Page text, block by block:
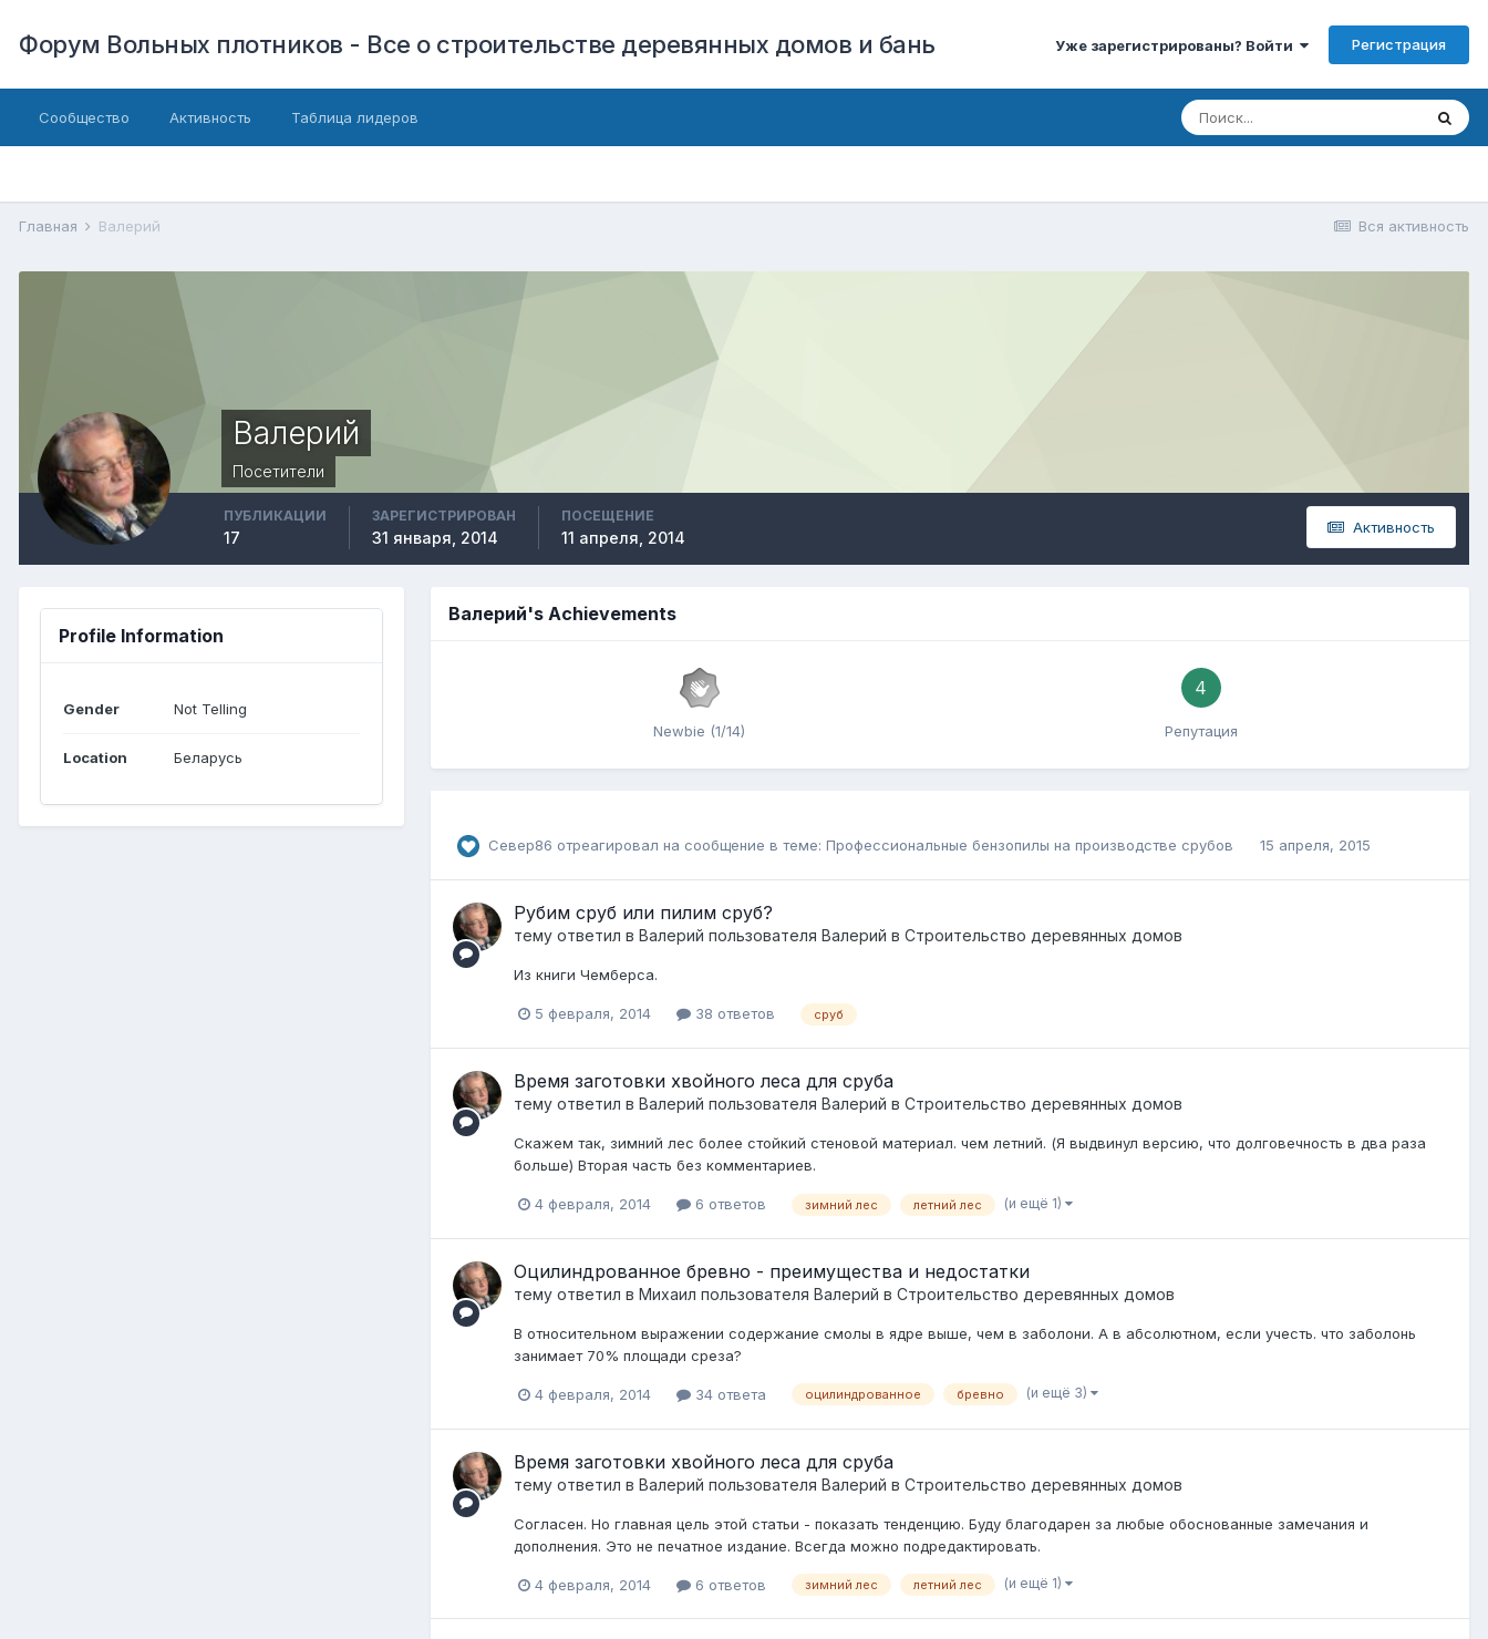
Форум Вольных плотников - Все о строительстве деревянных домов и бань Уже зарегистрированы? Войти Регистрация
Сообщество Активность Таблица лидеров
Вся активность
Главная Валерий
Валерий
Посетители
Активность
ПУБЛИКАЦИИ
17
ЗАРЕГИСТРИРОВАН
31 января, 2014
ПОСЕЩЕНИЕ
11 апреля, 2014
Profile Information
Gender Not Telling
Location Беларусь
Валерий's Achievements
Newbie (1/14)
4
Репутация
Север86 отреагировал на сообщение в теме: Профессиональные бензопилы на производстве срубов 15 апреля, 2015
Рубим сруб или пилим сруб?
тему ответил в Валерий пользователя Валерий в Строительство деревянных домов
Из книги Чемберса.
5 февраля, 2014 38 ответов сруб
Время заготовки хвойного леса для сруба
тему ответил в Валерий пользователя Валерий в Строительство деревянных домов
Скажем так, зимний лес более стойкий стеновой материал. чем летний. (Я выдвинул версию, что долговечность в два раза
больше) Вторая часть без комментариев.
4 февраля, 2014 6 ответов зимний лес летний лес (и ещё 1)
Оцилиндрованное бревно - преимущества и недостатки
тему ответил в Михаил пользователя Валерий в Строительство деревянных домов
В относительном выражении содержание смолы в ядре выше, чем в заболони. А в абсолютном, если учесть. что заболонь
занимает 70% площади среза?
4 февраля, 2014 34 ответа оцилиндрованное бревно (и ещё 3)
Время заготовки хвойного леса для сруба
тему ответил в Валерий пользователя Валерий в Строительство деревянных домов
Согласен. Но главная цель этой статьи - показать тенденцию. Буду благодарен за любые обоснованные замечания и
дополнения. Это не печатное издание. Всегда можно подредактировать.
4 февраля, 2014 6 ответов зимний лес летний лес (и ещё 1)